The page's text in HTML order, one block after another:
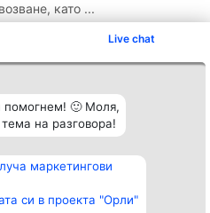
Live chat
помогнем! 🙂 Моля,
на разговора!
маркетингови
си в проекта "Орли"
като ...
на
за
Контакти